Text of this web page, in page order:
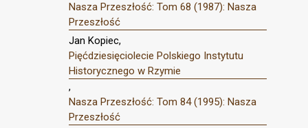
Nasza Przeszłość: Tom 68 (1987): Nasza
Przeszłość
Jan Kopiec,
Pięćdziesięciolecie Polskiego Instytutu
Historycznego w Rzymie
,
Nasza Przeszłość: Tom 84 (1995): Nasza
Przeszłość